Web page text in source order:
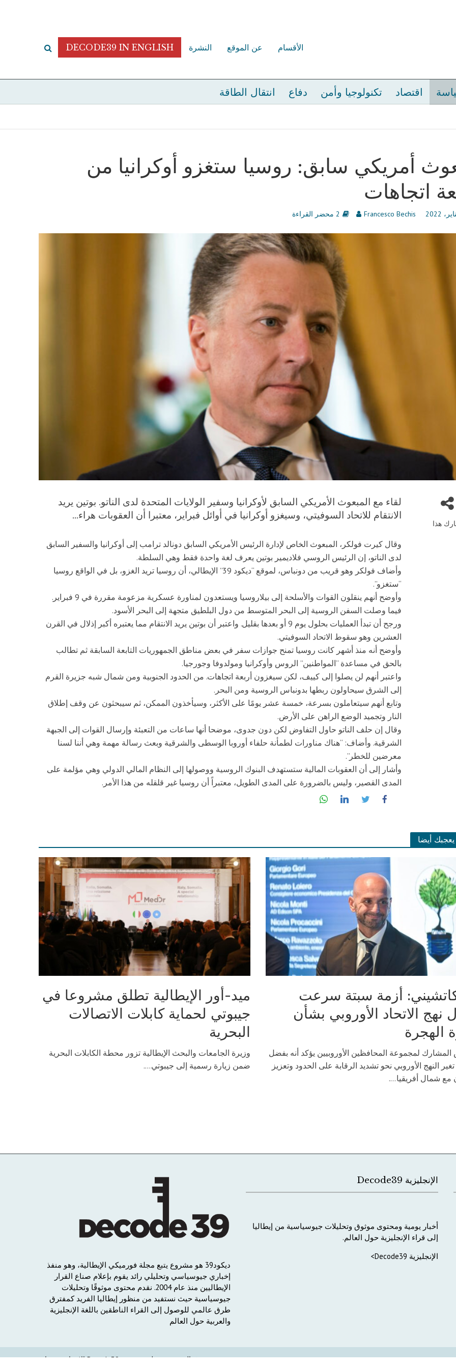
الأقسام عن الموقع النشرة DECODE39 IN ENGLISH
اقتصاد تكنولوجيا وأمن دفاع انتقال الطاقة
أمريكي سابق: روسيا ستغزو أوكرانيا من
اتجاهات
Francesco Bechis 2 محضر القراءة
هذا
لقاء مع المبعوث الأمريكي السابق لأوكرانيا وسفير الولايات المتحدة لدى الناتو. بوتين يريد
الانتقام للاتحاد السوفيتي، وسيغزو أوكرانيا في أوائل فبراير، معتبرا أن العقوبات هراء...
وقال كيرت فولكر، المبعوث الخاص لإدارة الرئيس الأمريكي السابق دونالد ترامب إلى أوكرانيا والسفير السابق
لدى الناتو، إن الرئيس الروسي فلاديمير بوتين يعرف لغة واحدة فقط وهي السلطة.
وأضاف فولكر وهو قريب من دونباس، لموقع “ديكود 39” الإيطالي، أن روسيا تريد الغزو، بل في الواقع روسيا
“ستغزو”.
وأوضح أنهم ينقلون القوات والأسلحة إلى بيلاروسيا ويستعدون لمناورة عسكرية مزعومة مقررة في 9 فبراير.
فيما وصلت السفن الروسية إلى البحر المتوسط ​​من دول البلطيق متجهة إلى البحر الأسود.
ورجح أن تبدأ العمليات بحلول يوم 9 أو بعدها بقليل. واعتبر أن بوتين يريد الانتقام مما يعتبره أكبر إذلال في القرن
العشرين وهو سقوط الاتحاد السوفيتي.
وأوضح أنه منذ أشهر كانت روسيا تمنح جوازات سفر في بعض مناطق الجمهوريات التابعة السابقة ثم تطالب
بالحق في مساعدة “المواطنين” الروس وأوكرانيا ومولدوفا وجورجيا.
واعتبر أنهم لن يصلوا إلى كييف، لكن سيغزون أربعة اتجاهات. من الحدود الجنوبية ومن شمال شبه جزيرة القرم
إلى الشرق سيحاولون ربطها بدونباس الروسية ومن البحر.
وتابع أنهم سيتعاملون بسرعة، خمسة عشر يومًا على الأكثر، وسيأخذون الممكن، ثم سيبحثون عن وقف إطلاق
النار وتجميد الوضع الراهن على الأرض.
وقال إن حلف الناتو حاول التفاوض لكن دون جدوى، موضحا أنها ساعات من التعبئة وإرسال القوات إلى الجبهة
الشرقية. وأضاف: “هناك مناورات لطمأنة حلفاء أوروبا الوسطى والشرقية وبعث رسالة مهمة وهي أننا لسنا
معرضين للخطر”.
وأشار إلى أن العقوبات المالية ستستهدف البنوك الروسية ووصولها إلى النظام المالي الدولي وهي مؤلمة على
المدى القصير، وليس بالضرورة على المدى الطويل، معتبراً أن روسيا غير قلقله من هذا الأمر.
يعجبك أيضا
أزمة سبتة سرعت
نهج الاتحاد الأوروبي بشأن
الهجرة
المشارك لمجموعة المحافظين الأوروبيين يؤكد أنه بفضل
تغير النهج الأوروبي نحو تشديد الرقابة على الحدود وتعزيز
مع شمال أفريقيا....
ميد-أور الإيطالية تطلق مشروعا في
جيبوتي لحماية كابلات الاتصالات
البحرية
وزيرة الجامعات والبحث الإيطالية تزور محطة الكابلات البحرية
ضمن زيارة رسمية إلى جيبوتي....
ديكود39 هو مشروع يتبع مجلة فورميكي الإيطالية، وهو منفذ
إخباري جيوسياسي وتحليلي رائد يقوم بإعلام صناع القرار
الإيطاليين منذ عام 2004. نقدم محتوى موثوقًا وتحليلات
جيوسياسية حيث نستفيد من منظور إيطاليا الفريد كمفترق
طرق عالمي للوصول إلى القراء الناطقين باللغة الإنجليزية
والعربية حول العالم
الإنجليزية Decode39
أخبار يومية ومحتوى موثوق وتحليلات جيوسياسية من إيطاليا
إلى قراء الإنجليزية حول العالم.
الإنجليزية Decode39>
حقوق النشز محفوظة من Decode39.com الانتمان من داو